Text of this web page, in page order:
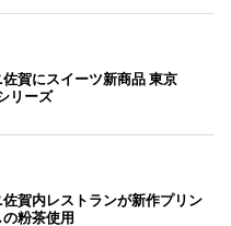
賀にスイーツ新商品 東京
リーズ
賀内レストランが新作プリン
粉茶使用